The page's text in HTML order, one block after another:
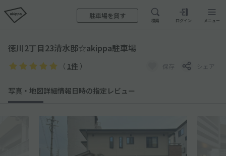
駐車場を貸す
検索 ログイン メニュー
徳川2丁目23清水邸☆akippa駐車場
（ 1件 ） 保存 シェア
写真・地図詳細情報日時の指定 レビュー